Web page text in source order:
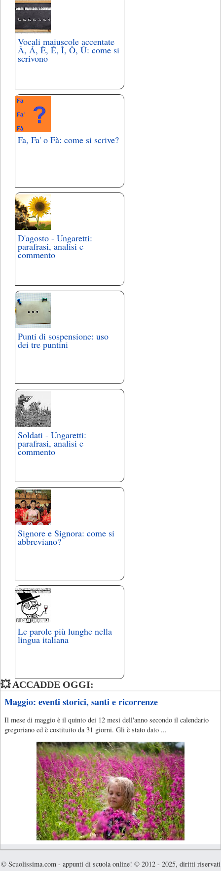
Vocali maiuscole accentate
À, Á, È, É, Ì, Ò, Ù: come si
scrivono
Fa, Fa' o Fà: come si scrive?
D'agosto - Ungaretti:
parafrasi, analisi e
commento
Punti di sospensione: uso
dei tre puntini
Soldati - Ungaretti:
parafrasi, analisi e
commento
Signore e Signora: come si
abbreviano?
Le parole più lunghe nella
lingua italiana
💥 ACCADDE OGGI:
Maggio: eventi storici, santi e ricorrenze
Il mese di maggio è il quinto dei 12 mesi dell'anno secondo il calendario
gregoriano ed è costituito da 31 giorni. Gli è stato dato ...
© Scuolissima.com - appunti di scuola online! © 2012 - 2025, diritti riservati